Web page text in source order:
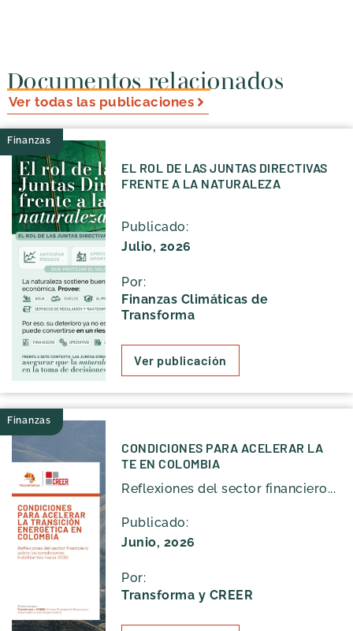
Documentos relacionados
Ver todas las publicaciones
Finanzas
EL ROL DE LAS JUNTAS DIRECTIVAS
FRENTE A LA NATURALEZA
Publicado:
Julio, 2026
Por:
Finanzas Climáticas de
Transforma
Ver publicación
Finanzas
CONDICIONES PARA ACELERAR LA
TE EN COLOMBIA
Reflexiones del sector financiero...
Publicado:
Junio, 2026
Por:
Transforma y CREER